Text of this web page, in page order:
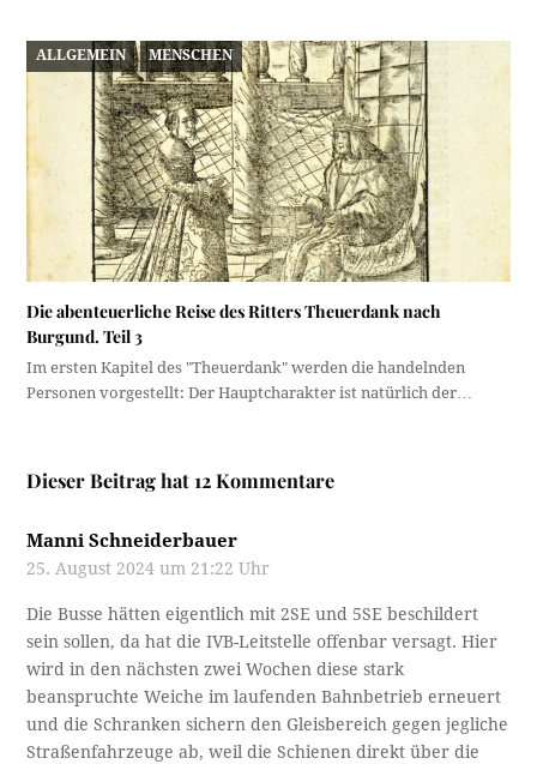
ALLGEMEIN MENSCHEN
Die abenteuerliche Reise des Ritters Theuerdank nach
Burgund. Teil 3
Im ersten Kapitel des "Theuerdank" werden die handelnden
Personen vorgestellt: Der Hauptcharakter ist natürlich der…
Dieser Beitrag hat 12 Kommentare
Manni Schneiderbauer
25. August 2024 um 21:22 Uhr
Die Busse hätten eigentlich mit 2SE und 5SE beschildert
sein sollen, da hat die IVB-Leitstelle offenbar versagt. Hier
wird in den nächsten zwei Wochen diese stark
beanspruchte Weiche im laufenden Bahnbetrieb erneuert
und die Schranken sichern den Gleisbereich gegen jegliche
Straßenfahrzeuge ab, weil die Schienen direkt über die